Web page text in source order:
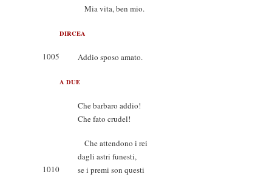
Mia vita, ben mio.
DIRCEA
1005 Addio sposo amato.
A DUE
Che barbaro addio!
Che fato crudel!
Che attendono i rei
dagli astri funesti,
1010
se i premi son questi